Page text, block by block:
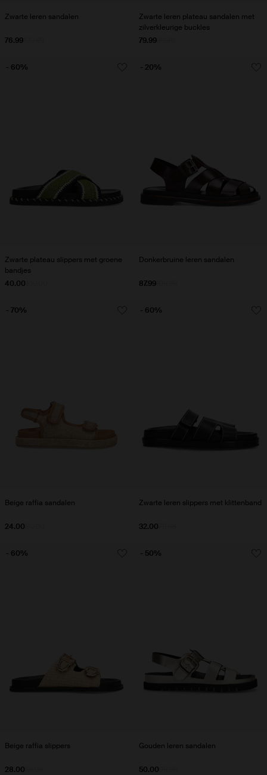
Zwarte leren sandalen
76.99
Zwarte leren plateau sandalen met
zilverkleurige buckles
79.99
Zwarte plateau slippers met groene
bandjes
40.00
- 60%
Donkerbruine leren sandalen
87.99
- 20%
Beige raffia sandalen
24.00
- 70%
Zwarte leren slippers met klittenband
32.00
- 60%
Beige raffia slippers
28.00
- 60%
Gouden leren sandalen
50.00
- 50%